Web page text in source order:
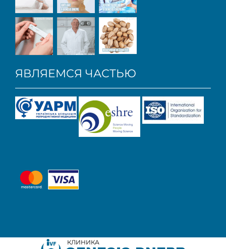
ЯВЛЯЕМСЯ ЧАСТЬЮ
КЛИНИКА